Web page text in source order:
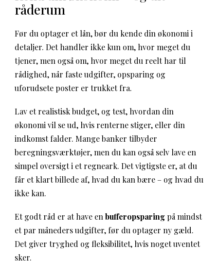
råderum
Før du optager et lån, bør du kende din økonomi i
detaljer. Det handler ikke kun om, hvor meget du
tjener, men også om, hvor meget du reelt har til
rådighed, når faste udgifter, opsparing og
uforudsete poster er trukket fra.
Lav et realistisk budget, og test, hvordan din
økonomi vil se ud, hvis renterne stiger, eller din
indkomst falder. Mange banker tilbyder
beregningsværktøjer, men du kan også selv lave en
simpel oversigt i et regneark. Det vigtigste er, at du
får et klart billede af, hvad du kan bære – og hvad du
ikke kan.
Et godt råd er at have en bufferopsparing på mindst
et par måneders udgifter, før du optager ny gæld.
Det giver tryghed og fleksibilitet, hvis noget uventet
sker.